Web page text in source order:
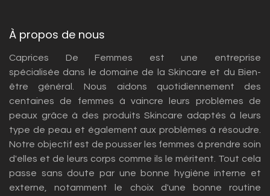
À propos de nous
Caprices De Femmes est une entreprise
spécialisée dans le domaine de la Skincare et du Bien-
être général. Nous aidons quotidiennement des
centaines de femmes à vaincre leurs problèmes de
peaux grâce à des produits Skincare adaptés à leurs
type de peau et également aux problèmes à résoudre.
Notre objectif est de pousser les femmes à prendre soin
d'elles et de leurs corps comme ils le méritent. Tout cela
passe sans doute par une bonne hygiène interne et
externe, notamment le choix d'une bonne routine